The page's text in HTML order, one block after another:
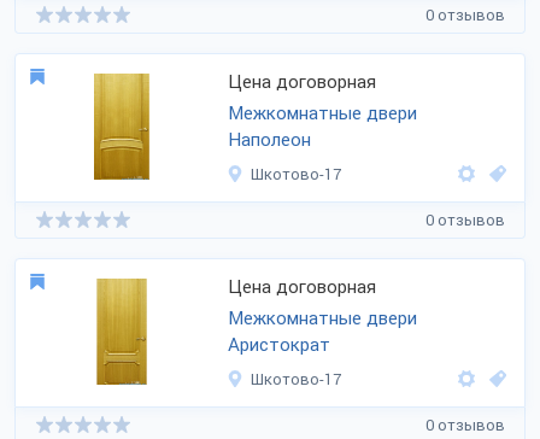
0 отзывов
Цена договорная
Межкомнатные двери
Наполеон
Шкотово-17
0 отзывов
Цена договорная
Межкомнатные двери
Аристократ
Шкотово-17
0 отзывов